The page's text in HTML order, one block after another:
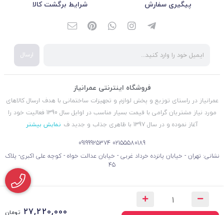
27,220,000 تومان
پیگیری سفارش
شرایط برگشت کالا
ارسال
فروشگاه اینترنتی عمرانیاز
عمرانیاز در راستای توزیع و پخش لوازم و تجهیزات ساختمانی با هدف ارسال کالاهای
مورد نیاز مشتریان گرامی با قیمت بسیار مناسب در اوایل سال 1390 فعالیت خود را
آغاز نموده و در سال 1397 با ظاهری جذاب و جدید ف
نمایش بیشتر
02155580189
09199925374
نشانی: تهران - خیابان پانزده خرداد غربی - خیابان عدالت خواه - کوچه علی اکبری- پلاک
45